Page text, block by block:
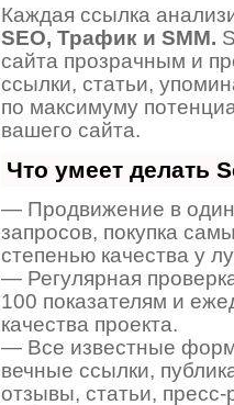
Каждая ссылка
SEO, Трафик и SMM.
сайта прозрачным и
ссылки, статьи,
по максимуму
вашего сайта.
Что умеет делать
— Продвижение в один
запросов, покупка
степенью качества у
— Регулярная
100 показателям и
качества проекта.
— Все известные
вечные ссылки,
отзывы, статьи,